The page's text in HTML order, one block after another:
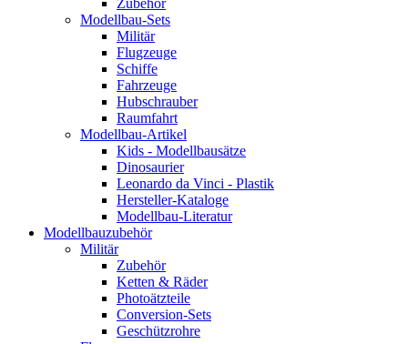
Zubehör
Modellbau-Sets
Militär
Flugzeuge
Schiffe
Fahrzeuge
Hubschrauber
Raumfahrt
Modellbau-Artikel
Kids - Modellbausätze
Dinosaurier
Leonardo da Vinci - Plastik
Hersteller-Kataloge
Modellbau-Literatur
Modellbauzubehör
Militär
Zubehör
Ketten & Räder
Photoätzteile
Conversion-Sets
Geschützrohre